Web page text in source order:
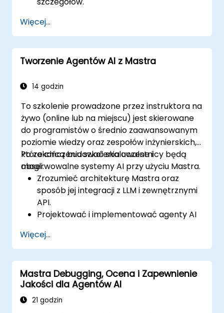
Więcej...
Tworzenie Agentów AI z Mastra
14 godzin
To szkolenie prowadzone przez instruktora na
żywo (online lub na miejscu) jest skierowane
do programistów o średnio zaawansowanym
poziomie wiedzy oraz zespołów inżynierskich,
które chcą budować skalowalne i
obserwowalne systemy AI przy użyciu Mastra.
Po zakończeniu szkolenia uczestnicy będą
mogli:
Zrozumieć architekturę Mastra oraz
sposób jej integracji z LLM i zewnętrznymi
API.
Projektować i implementować agenty AI
TypeScript.
Wykorzystywać narzędzia
obserwowalności i pamięci Mastra do
monitorowania i poprawy wydajności
agentów.
Wdrażać gotowe do produkcji aplikacje AI,
Więcej...
Mastra Debugging, Ocena i Zapewnienie
Jakości dla Agentów AI
21 godzin